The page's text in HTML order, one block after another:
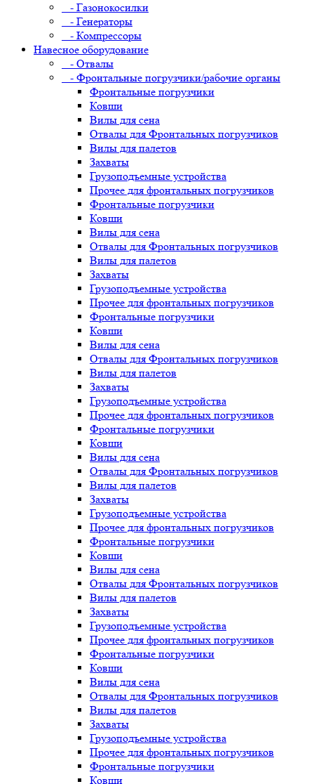
- Газонокосилки
- Генераторы
- Компрессоры
Навесное оборудование
- Отвалы
- Фронтальные погрузчики/рабочие органы
Фронтальные погрузчики
Ковши
Вилы для сена
Отвалы для Фронтальных погрузчиков
Вилы для палетов
Захваты
Грузоподъемные устройства
Прочее для фронтальных погрузчиков
Фронтальные погрузчики
Ковши
Вилы для сена
Отвалы для Фронтальных погрузчиков
Вилы для палетов
Захваты
Грузоподъемные устройства
Прочее для фронтальных погрузчиков
Фронтальные погрузчики
Ковши
Вилы для сена
Отвалы для Фронтальных погрузчиков
Вилы для палетов
Захваты
Грузоподъемные устройства
Прочее для фронтальных погрузчиков
Фронтальные погрузчики
Ковши
Вилы для сена
Отвалы для Фронтальных погрузчиков
Вилы для палетов
Захваты
Грузоподъемные устройства
Прочее для фронтальных погрузчиков
Фронтальные погрузчики
Ковши
Вилы для сена
Отвалы для Фронтальных погрузчиков
Вилы для палетов
Захваты
Грузоподъемные устройства
Прочее для фронтальных погрузчиков
Фронтальные погрузчики
Ковши
Вилы для сена
Отвалы для Фронтальных погрузчиков
Вилы для палетов
Захваты
Грузоподъемные устройства
Прочее для фронтальных погрузчиков
Фронтальные погрузчики
Ковши